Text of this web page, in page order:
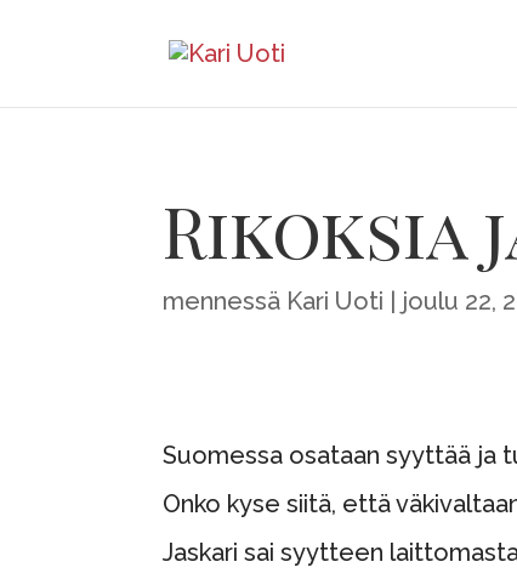
Rikoksia
mennessä Kari Uoti joulu 22,
Suomessa osataan syyttää ja
Onko kyse siitä, että
Jaskari sai syytteen